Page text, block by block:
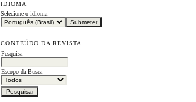
IDIOMA
Selecione o idioma
CONTEÚDO DA REVISTA
Pesquisa
Escopo da Busca